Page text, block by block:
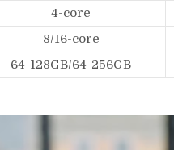
4-core
8/16-core
64-128GB/64-256GB